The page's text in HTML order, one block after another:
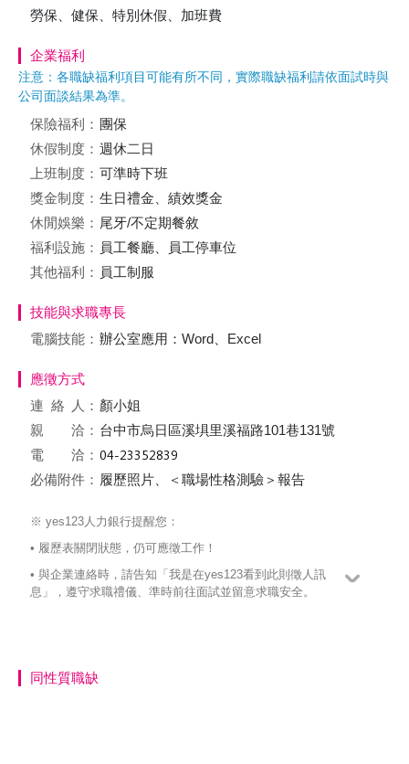
勞保、健保、特別休假、加班費
企業福利
注意：各職缺福利項目可能有所不同，實際職缺福利請依面試時與
公司面談結果為準。
保險福利： 團保
休假制度： 週休二日
上班制度： 可準時下班
獎金制度： 生日禮金、績效獎金
休閒娛樂： 尾牙/不定期餐敘
福利設施： 員工餐廳、員工停車位
其他福利： 員工制服
技能與求職專長
電腦技能： 辦公室應用：Word、Excel
應徵方式
連絡
人： 顏小姐
親 洽： 台中市烏日區溪埧里溪福路101巷131號
電 洽：
必備附件： 履歷照片、＜職場性格測驗＞報告
※ yes123人力銀行提醒您：
• 履歷表關閉狀態，仍可應徵工作！
• 與企業連絡時，請告知「我是在yes123看到此則徵人訊
息」，遵守求職禮儀、準時前往面試並留意求職安全。
同性質職缺